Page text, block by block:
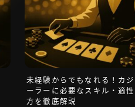
運営者情報
お問い合わ
タグ一覧
未経験からでもなれる！カジ
ーラーに必要なスキル・適
方を徹底解説